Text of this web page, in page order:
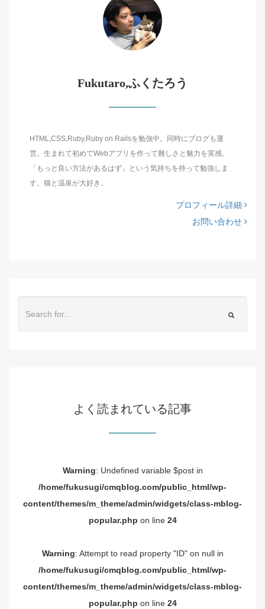
Fukutaro,ふくたろう
HTML,CSS,Ruby,Ruby on Railsを勉強中。同時にブログも運
営。生まれて初めてWebアプリを作って難しさと魅力を実感。
「もっと良い方法があるはず」という気持ちを持って勉強しま
す。猫と温泉が大好き。
プロフィール詳細
お問い合わせ
よく読まれている記事
Warning: Undefined variable $post in
/home/fukusugi/cmqblog.com/public_html/wp-
content/themes/m_theme/admin/widgets/class-mblog-
popular.php on line 24
Warning: Attempt to read property "ID" on null in
/home/fukusugi/cmqblog.com/public_html/wp-
content/themes/m_theme/admin/widgets/class-mblog-
popular.php on line 24